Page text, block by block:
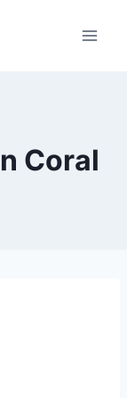
Coral